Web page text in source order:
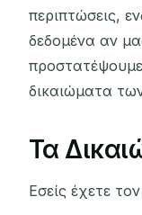
περιπτώσεις,
δεδομένα αν
δικαιώματα
Τα
Εσείς έχετε